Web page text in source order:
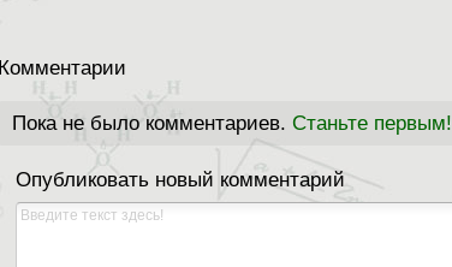
Комментарии
Пока не было комментариев. Станьте первым!
Опубликовать новый комментарий